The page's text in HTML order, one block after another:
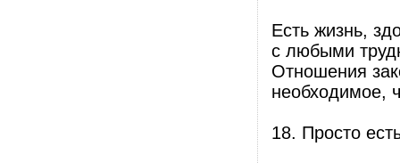
Есть жизнь,
с любыми
Отношения
необходимое,
18. Просто